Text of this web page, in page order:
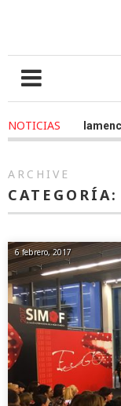
NOTICIAS
Love Flamenco 2024
ARCHIVE
CATEGORÍA:
6 febrero, 2017